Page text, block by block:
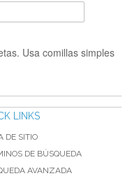
Usa comillas simples
LINKS
DE SITIO
DE BÚSQUEDA
AVANZADA